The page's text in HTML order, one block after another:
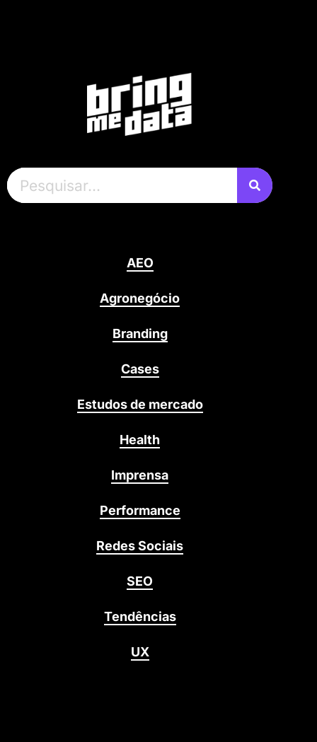
AEO
Agronegócio
Branding
Cases
Estudos de mercado
Health
Imprensa
Performance
Redes Sociais
SEO
Tendências
UX